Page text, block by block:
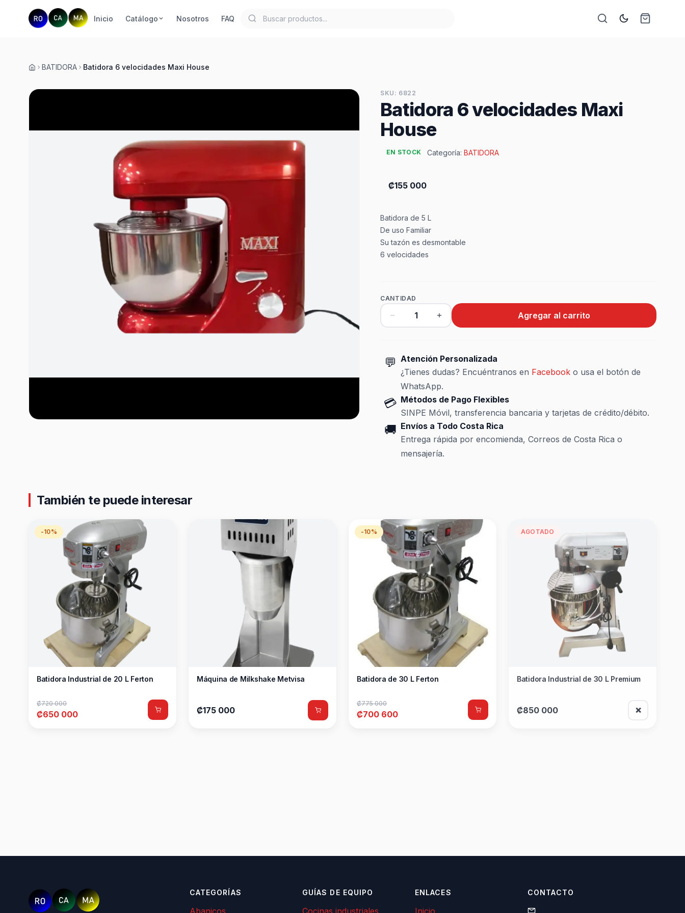
Inicio Catálogo Nosotros FAQ
Inicio
BATIDORA Batidora 6 velocidades Maxi House
SKU: 6822
Batidora 6 velocidades Maxi
House
EN STOCK Categoría:BATIDORA
₡155 000
Batidora de 5 L
De uso Familiar
Su tazón es desmontable
6 velocidades
CANTIDAD
Agregar al carrito
💬 Atención Personalizada
¿Tienes dudas? Encuéntranos en Facebook o usa el botón de
WhatsApp.
💳 Métodos de Pago Flexibles
SINPE Móvil, transferencia bancaria y tarjetas de crédito/débito.
🚚 Envíos a Todo Costa Rica
Entrega rápida por encomienda, Correos de Costa Rica o
mensajería.
También te puede interesar
-10%
Batidora Industrial de 20 L Ferton
₡720 000
₡650 000
Máquina de Milkshake Metvisa
₡175 000
-10%
Batidora de 30 L Ferton
₡775 000
₡700 600
AGOTADO
Batidora Industrial de 30 L Premium
₡850 000 ❌
CATEGORÍAS
Abanicos
GUÍAS DE EQUIPO
Cocinas industriales
ENLACES
Inicio
CONTACTO